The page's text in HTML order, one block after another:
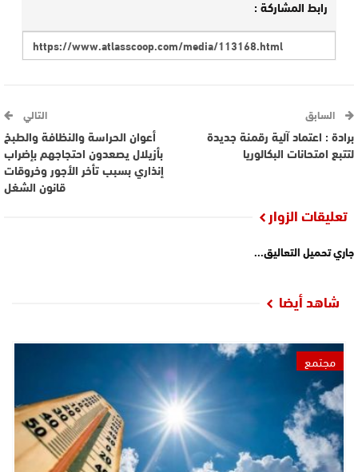
رابط المشاركة :
السابق
برادة : اعتماد آلية رقمنة جديدة
لتتبع امتحانات البكالوريا
التالي
أعوان الحراسة والنظافة والطبخ
بأزيلال يصعدون احتجاجهم بإضراب
إنذاري بسبب تأخر الأجور وخروقات
قانون الشغل
تعليقات الزوار
جاري تحميل التعاليق...
شاهد أيضا
مجتمع